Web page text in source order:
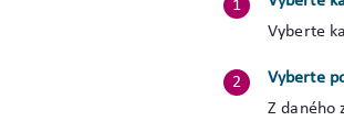
Vyberte
Vyberte
Z daného